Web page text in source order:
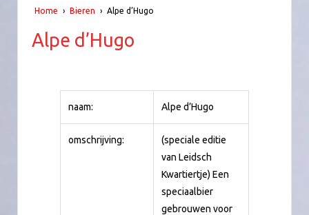
Home › Bieren › Alpe d’Hugo
Alpe d’Hugo
naam: Alpe d’Hugo
omschrijving:
(speciale editie
van Leidsch
Kwartiertje) Een
speciaalbier
gebrouwen voor